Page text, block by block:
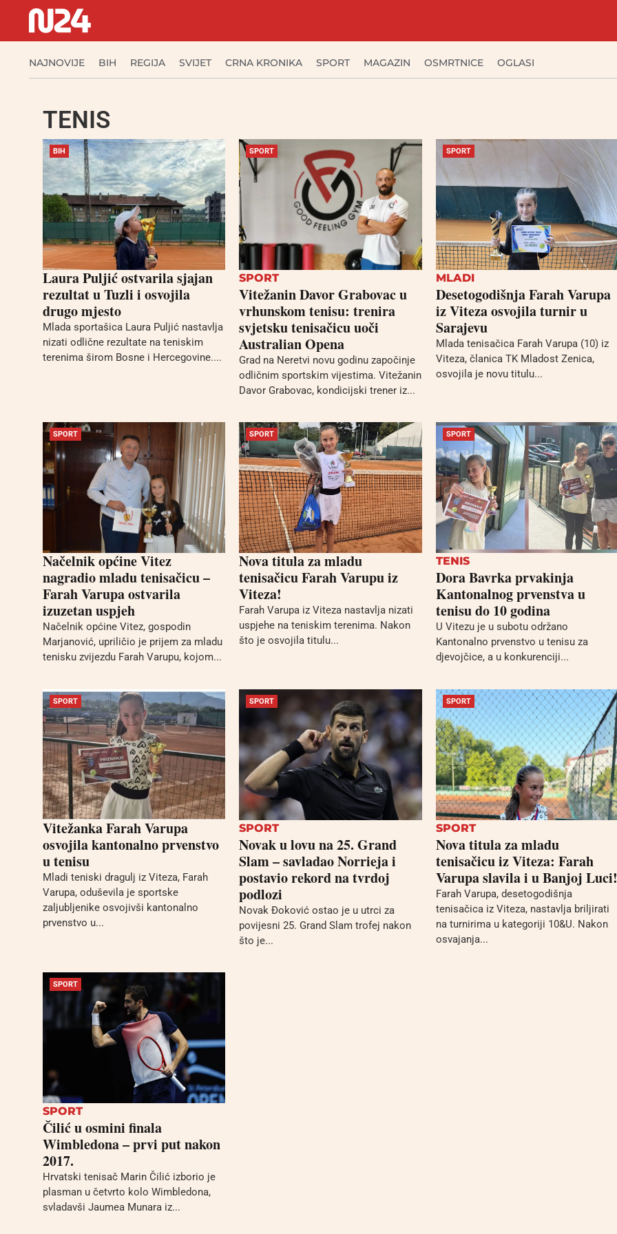
NAJNOVIJE BIH REGIJA SVIJET CRNA KRONIKA SPORT MAGAZIN OSMRTNICE OGLASI
TENIS
BIH
Laura Puljić ostvarila sjajan
rezultat u Tuzli i osvojila
drugo mjesto
Mlada sportašica Laura Puljić nastavlja
nizati odlične rezultate na teniskim
terenima širom Bosne i Hercegovine....
SPORT
SPORT
Vitežanin Davor Grabovac u
vrhunskom tenisu: trenira
svjetsku tenisačicu uoči
Australian Opena
Grad na Neretvi novu godinu započinje
odličnim sportskim vijestima. Vitežanin
Davor Grabovac, kondicijski trener iz...
SPORT
MLADI
Desetogodišnja Farah Varupa
iz Viteza osvojila turnir u
Sarajevu
Mlada tenisačica Farah Varupa (10) iz
Viteza, članica TK Mladost Zenica,
osvojila je novu titulu...
SPORT
Načelnik općine Vitez
nagradio mladu tenisačicu –
Farah Varupa ostvarila
izuzetan uspjeh
Načelnik općine Vitez, gospodin
Marjanović, upriličio je prijem za mladu
tenisku zvijezdu Farah Varupu, kojom...
SPORT
Nova titula za mladu
tenisačicu Farah Varupu iz
Viteza!
Farah Varupa iz Viteza nastavlja nizati
uspjehe na teniskim terenima. Nakon
što je osvojila titulu...
SPORT
TENIS
Dora Bavrka prvakinja
Kantonalnog prvenstva u
tenisu do 10 godina
U Vitezu je u subotu održano
Kantonalno prvenstvo u tenisu za
djevojčice, a u konkurenciji...
SPORT
Vitežanka Farah Varupa
osvojila kantonalno prvenstvo
u tenisu
Mladi teniski dragulj iz Viteza, Farah
Varupa, oduševila je sportske
zaljubljenike osvojivši kantonalno
prvenstvo u...
SPORT
SPORT
Novak u lovu na 25. Grand
Slam – savladao Norrieja i
postavio rekord na tvrdoj
podlozi
Novak Đoković ostao je u utrci za
povijesni 25. Grand Slam trofej nakon
što je...
SPORT
SPORT
Nova titula za mladu
tenisačicu iz Viteza: Farah
Varupa slavila i u Banjoj Luci!
Farah Varupa, desetogodišnja
tenisačica iz Viteza, nastavlja briljirati
na turnirima u kategoriji 10&U. Nakon
osvajanja...
SPORT
SPORT
Čilić u osmini finala
Wimbledona – prvi put nakon
2017.
Hrvatski tenisač Marin Čilić izborio je
plasman u četvrto kolo Wimbledona,
svladavši Jaumea Munara iz...